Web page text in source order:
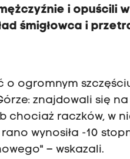
i opuścili
śmigłowca i
ogromnym
znajdowali się
chociaż raczków, w
wynosiła -10
– wskazali.